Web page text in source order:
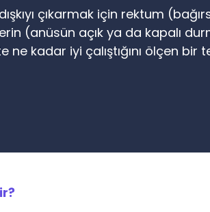
çıkarmak için rektum
(anüsün açık ya da kapalı
kadar iyi çalıştığını ölçen bir